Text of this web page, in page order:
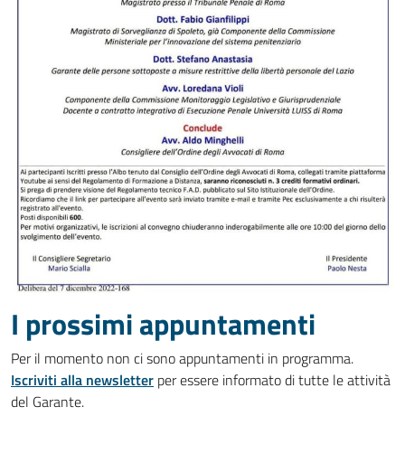
I prossimi appuntamenti
Per il momento non ci sono appuntamenti in programma.
Iscriviti alla newsletter per essere informato di tutte le attività
del Garante.